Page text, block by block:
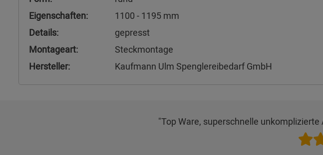
Eigenschaften:
1100 - 1195 mm
Details:
gepresst
Montageart:
Steckmontage
Hersteller:
Kaufmann Ulm Spenglereibedarf GmbH
"Top Ware, superschnelle